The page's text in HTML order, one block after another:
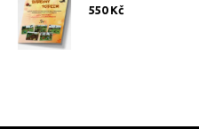
550 Kč